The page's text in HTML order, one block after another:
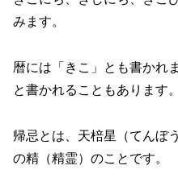
みます。
暦には「きこ」とも書かれ
と書かれることもあります。
帰忌とは、天棓星（てんぼ
の精（精霊）のことです。